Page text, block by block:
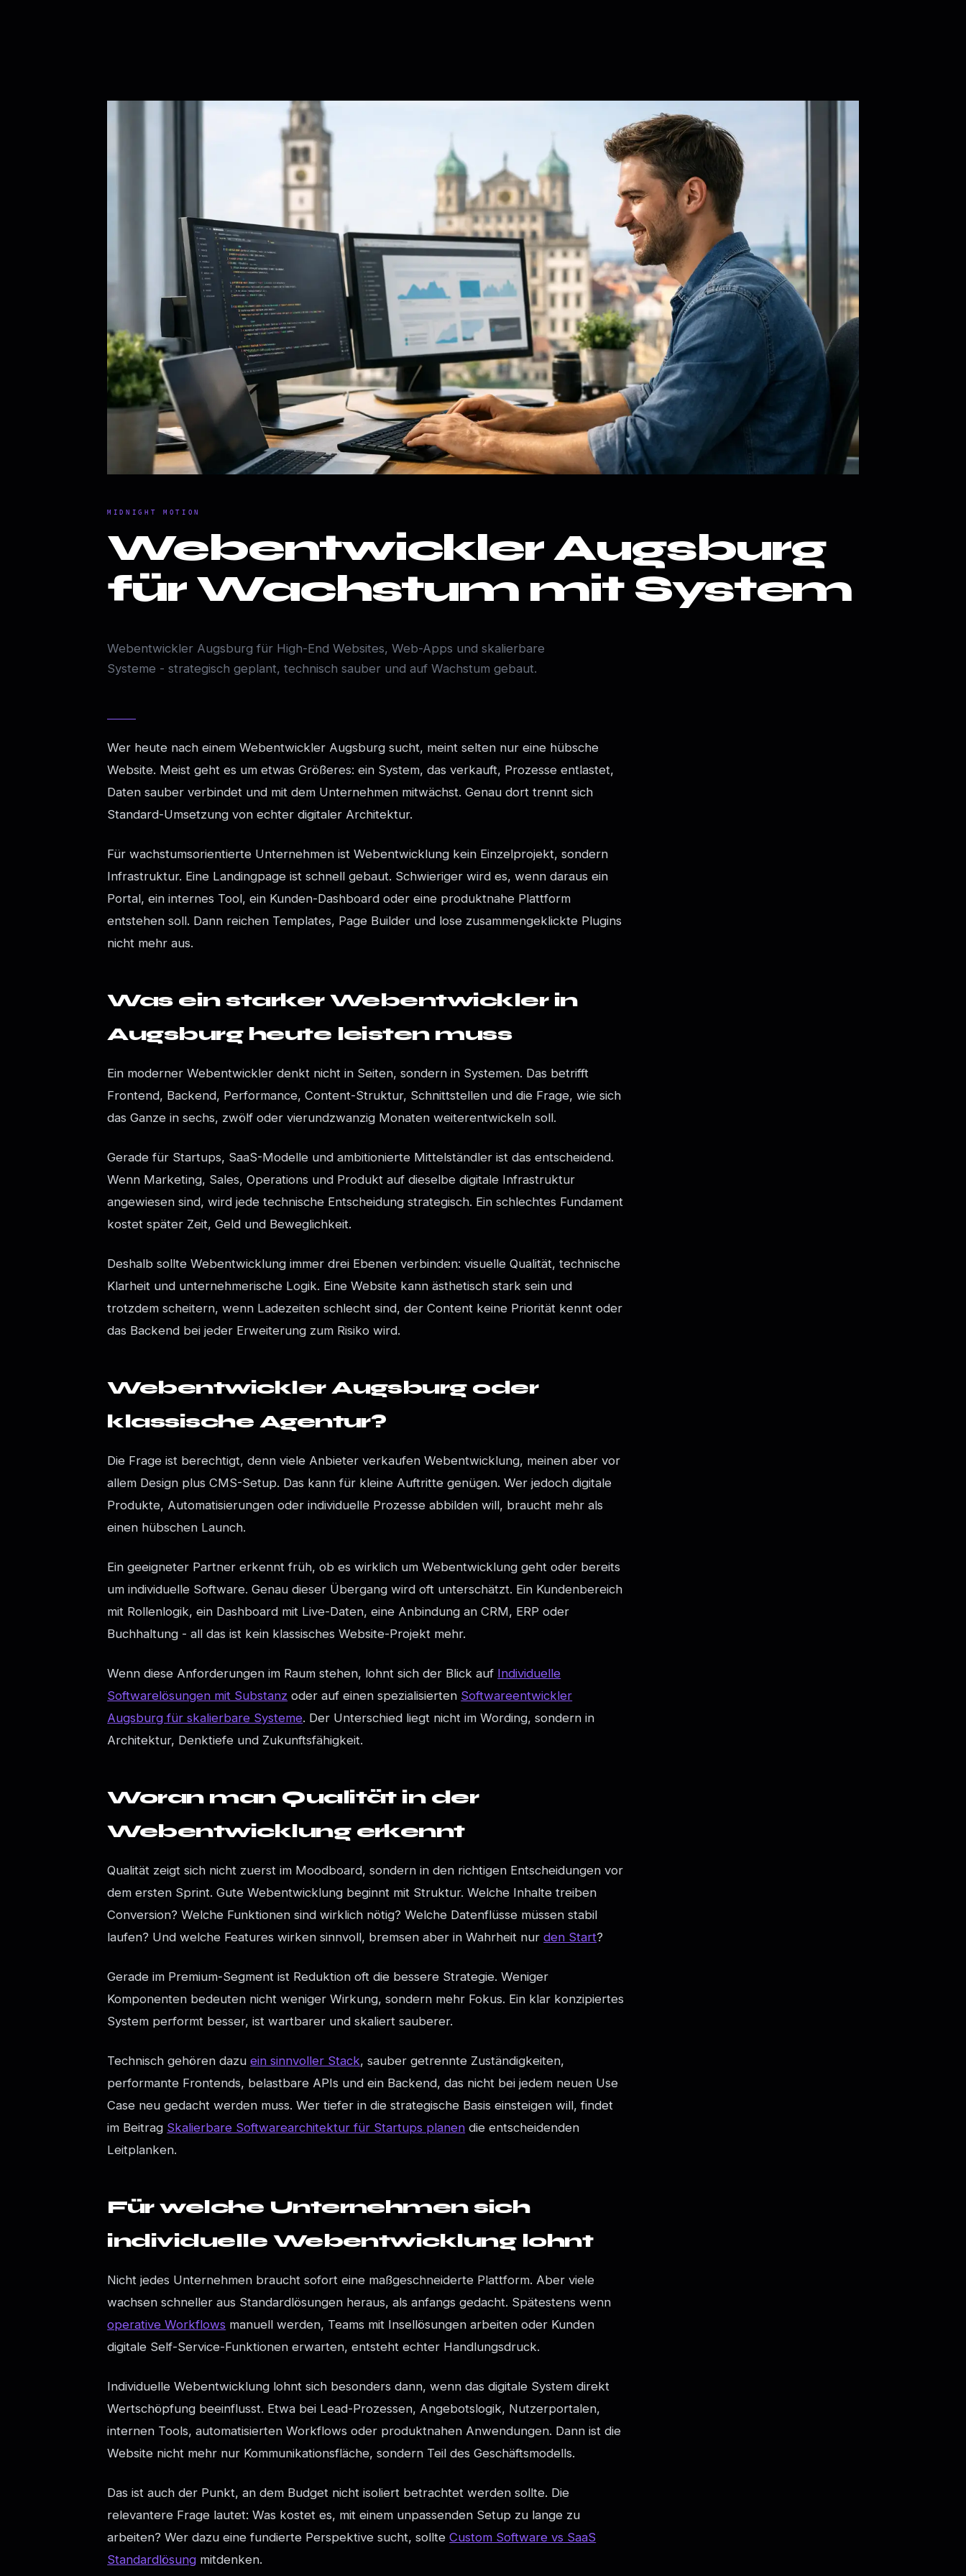
MIDNIGHT MOTION
Webentwickler Augsburg
für Wachstum mit System
Webentwickler Augsburg für High-End Websites, Web-Apps und skalierbare
Systeme - strategisch geplant, technisch sauber und auf Wachstum gebaut.
Wer heute nach einem Webentwickler Augsburg sucht, meint selten nur eine hübsche
Website. Meist geht es um etwas Größeres: ein System, das verkauft, Prozesse entlastet,
Daten sauber verbindet und mit dem Unternehmen mitwächst. Genau dort trennt sich
Standard-Umsetzung von echter digitaler Architektur.
Für wachstumsorientierte Unternehmen ist Webentwicklung kein Einzelprojekt, sondern
Infrastruktur. Eine Landingpage ist schnell gebaut. Schwieriger wird es, wenn daraus ein
Portal, ein internes Tool, ein Kunden-Dashboard oder eine produktnahe Plattform
entstehen soll. Dann reichen Templates, Page Builder und lose zusammengeklickte Plugins
nicht mehr aus.
Was ein starker Webentwickler in
Augsburg heute leisten muss
Ein moderner Webentwickler denkt nicht in Seiten, sondern in Systemen. Das betrifft
Frontend, Backend, Performance, Content-Struktur, Schnittstellen und die Frage, wie sich
das Ganze in sechs, zwölf oder vierundzwanzig Monaten weiterentwickeln soll.
Gerade für Startups, SaaS-Modelle und ambitionierte Mittelständler ist das entscheidend.
Wenn Marketing, Sales, Operations und Produkt auf dieselbe digitale Infrastruktur
angewiesen sind, wird jede technische Entscheidung strategisch. Ein schlechtes Fundament
kostet später Zeit, Geld und Beweglichkeit.
Deshalb sollte Webentwicklung immer drei Ebenen verbinden: visuelle Qualität, technische
Klarheit und unternehmerische Logik. Eine Website kann ästhetisch stark sein und
trotzdem scheitern, wenn Ladezeiten schlecht sind, der Content keine Priorität kennt oder
das Backend bei jeder Erweiterung zum Risiko wird.
Webentwickler Augsburg oder
klassische Agentur?
Die Frage ist berechtigt, denn viele Anbieter verkaufen Webentwicklung, meinen aber vor
allem Design plus CMS-Setup. Das kann für kleine Auftritte genügen. Wer jedoch digitale
Produkte, Automatisierungen oder individuelle Prozesse abbilden will, braucht mehr als
einen hübschen Launch.
Ein geeigneter Partner erkennt früh, ob es wirklich um Webentwicklung geht oder bereits
um individuelle Software. Genau dieser Übergang wird oft unterschätzt. Ein Kundenbereich
mit Rollenlogik, ein Dashboard mit Live-Daten, eine Anbindung an CRM, ERP oder
Buchhaltung - all das ist kein klassisches Website-Projekt mehr.
Wenn diese Anforderungen im Raum stehen, lohnt sich der Blick auf Individuelle
Softwarelösungen mit Substanz oder auf einen spezialisierten Softwareentwickler
Augsburg für skalierbare Systeme. Der Unterschied liegt nicht im Wording, sondern in
Architektur, Denktiefe und Zukunftsfähigkeit.
Woran man Qualität in der
Webentwicklung erkennt
Qualität zeigt sich nicht zuerst im Moodboard, sondern in den richtigen Entscheidungen vor
dem ersten Sprint. Gute Webentwicklung beginnt mit Struktur. Welche Inhalte treiben
Conversion? Welche Funktionen sind wirklich nötig? Welche Datenflüsse müssen stabil
laufen? Und welche Features wirken sinnvoll, bremsen aber in Wahrheit nurden Start?
Gerade im Premium-Segment ist Reduktion oft die bessere Strategie. Weniger
Komponenten bedeuten nicht weniger Wirkung, sondern mehr Fokus. Ein klar konzipiertes
System performt besser, ist wartbarer und skaliert sauberer.
Technisch gehören dazuein sinnvoller Stack, sauber getrennte Zuständigkeiten,
performante Frontends, belastbare APIs und ein Backend, das nicht bei jedem neuen Use
Case neu gedacht werden muss. Wer tiefer in die strategische Basis einsteigen will, findet
im Beitrag Skalierbare Softwarearchitektur für Startups planen die entscheidenden
Leitplanken.
Für welche Unternehmen sich
individuelle Webentwicklung lohnt
Nicht jedes Unternehmen braucht sofort eine maßgeschneiderte Plattform. Aber viele
wachsen schneller aus Standardlösungen heraus, als anfangs gedacht. Spätestens wenn
operative Workflows manuell werden, Teams mit Insellösungen arbeiten oder Kunden
digitale Self-Service-Funktionen erwarten, entsteht echter Handlungsdruck.
Individuelle Webentwicklung lohnt sich besonders dann, wenn das digitale System direkt
Wertschöpfung beeinflusst. Etwa bei Lead-Prozessen, Angebotslogik, Nutzerportalen,
internen Tools, automatisierten Workflows oder produktnahen Anwendungen. Dann ist die
Website nicht mehr nur Kommunikationsfläche, sondern Teil des Geschäftsmodells.
Das ist auch der Punkt, an dem Budget nicht isoliert betrachtet werden sollte. Die
relevantere Frage lautet: Was kostet es, mit einem unpassenden Setup zu lange zu
arbeiten? Wer dazu eine fundierte Perspektive sucht, sollteCustom Software vs SaaS
Standardlösung mitdenken.